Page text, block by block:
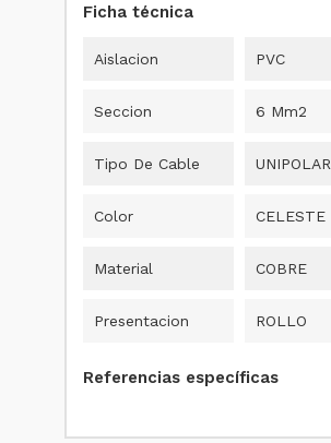
Ficha técnica
Aislacion PVC
Seccion 6 Mm2
Tipo De Cable UNIPOLAR
Color CELESTE
Material COBRE
Presentacion ROLLO
Referencias específicas